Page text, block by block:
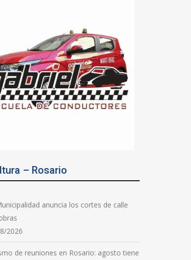
– Rosario
anuncia los cortes de calle
2026
de reuniones en Rosario: agosto tiene